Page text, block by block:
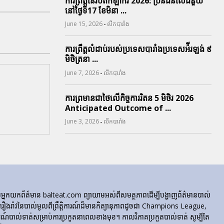
នៅថ្ងៃទី17 ខែមិនា ...
June 15, 2026 - លីកបារាំង
ការព្រឹត្តលំដាប់របស់ប្រទេសបារាំងប្រទេសអ៉ីរឡង់ ៩
មិថិត្រនា ...
June 7, 2026 - លីកបារាំង
ការព្រមានជាថៃលើកិច្ចការរិតន 5 មិថិរ 2026
Anticipated Outcome of ...
June 3, 2026 - លីកបារាំង
កយកព័ត៌មាន balteat.com ព្យាយាមអស់ពីសមត្ថភាពដើម្បីបង្ហាញព័ត៌មានបាល់
រ៉ាវនៃបាល់មូលពីព្រឹត្តិការណ៍ដ៏មានកិត្យានុភាពដូចជា Champions League,
ាល់ទាត់សម្រាប់ការប្រកួតនាពេលខាងមុខ។ កាលវិភាគប្រកួតបាល់ទាត់ សូម្បីតែ